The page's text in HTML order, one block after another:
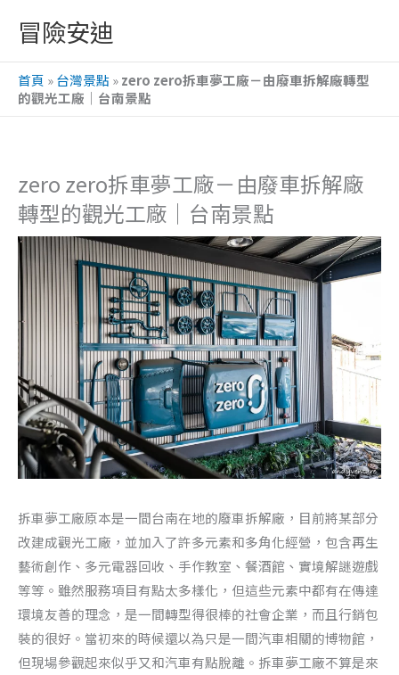
主
冒險安迪
首頁 »台灣景點»zero zero拆車夢工廠－由廢車拆解廠轉型
的觀光工廠｜台南景點
zero zero拆車夢工廠－由廢車拆解廠
轉型的觀光工廠｜台南景點
拆車夢工廠原本是一間台南在地的廢車拆解廠，目前將某部分
改建成觀光工廠，並加入了許多元素和多角化經營，包含再生
藝術創作、多元電器回收、手作教室、餐酒館、實境解謎遊戲
等等。雖然服務項目有點太多樣化，但這些元素中都有在傳達
環境友善的理念，是一間轉型得很棒的社會企業，而且行銷包
裝的很好。當初來的時候還以為只是一間汽車相關的博物館，
但現場參觀起來似乎又和汽車有點脫離。拆車夢工廠不算是來